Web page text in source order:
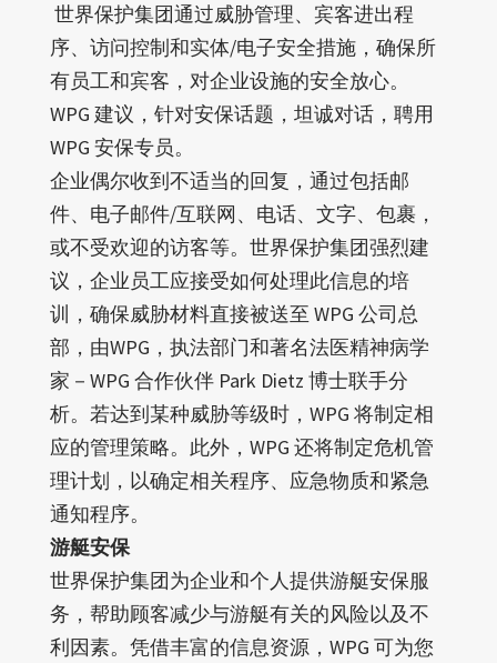
世界保护集团通过威胁管理、宾客进出程
序、访问控制和实体/电子安全措施，确保所
有员工和宾客，对企业设施的安全放心。
WPG 建议，针对安保话题，坦诚对话，聘用
WPG 安保专员。
企业偶尔收到不适当的回复，通过包括邮
件、电子邮件/互联网、电话、文字、包裹，
或不受欢迎的访客等。世界保护集团强烈建
议，企业员工应接受如何处理此信息的培
训，确保威胁材料直接被送至 WPG 公司总
部，由WPG，执法部门和著名法医精神病学
家－WPG 合作伙伴 Park Dietz 博士联手分
析。若达到某种威胁等级时，WPG 将制定相
应的管理策略。此外，WPG 还将制定危机管
理计划，以确定相关程序、应急物质和紧急
通知程序。
游艇安保
世界保护集团为企业和个人提供游艇安保服
务，帮助顾客减少与游艇有关的风险以及不
利因素。凭借丰富的信息资源，WPG 可为您